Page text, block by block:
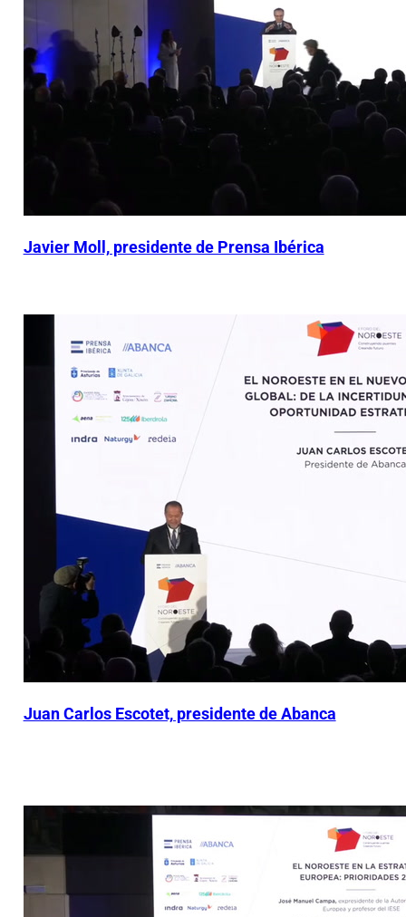
Javier Moll, presidente de Prensa Ibérica
Juan Carlos Escotet, presidente de Abanca